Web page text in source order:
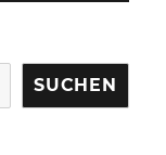
SUCHEN